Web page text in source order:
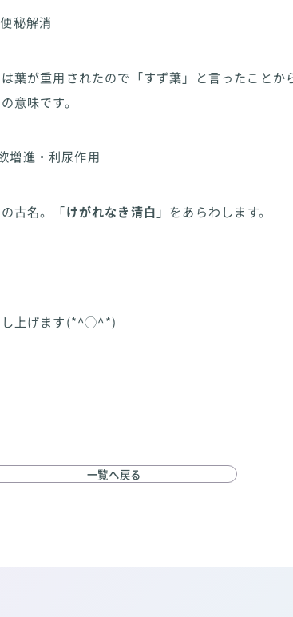
秘解消
葉が重用されたので「すず葉」と言ったことか
意味です。
増進・利尿作用
古名。「けがれなき清白 」をあらわします。
し上げます(*^◯^*)
一覧へ戻る